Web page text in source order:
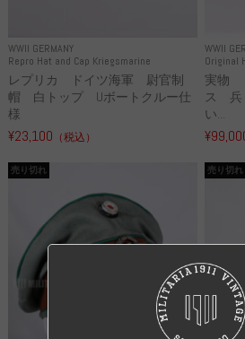
WWII GERMANY
Repro Hat and Cap Kriegsmarine
レプリカ ドイツ海軍 尉官制
帽 白トップ Uボートクルー仕
様
¥23,100 （税込）
WWII
Original
実物
ス 兵
い...
売り切れ 売り切れ